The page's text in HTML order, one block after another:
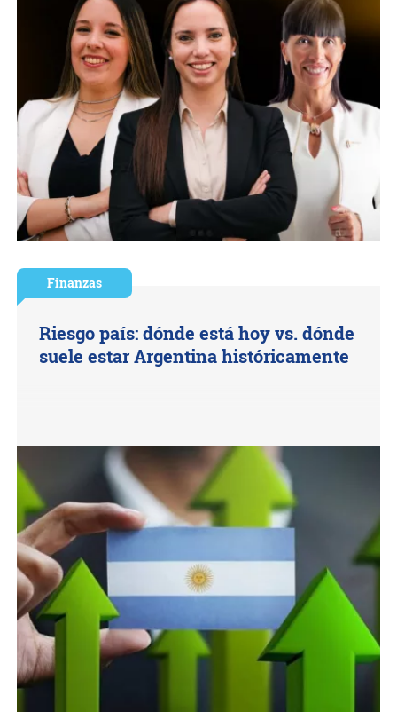
Finanzas
Riesgo país: dónde está hoy vs. dónde
suele estar Argentina históricamente